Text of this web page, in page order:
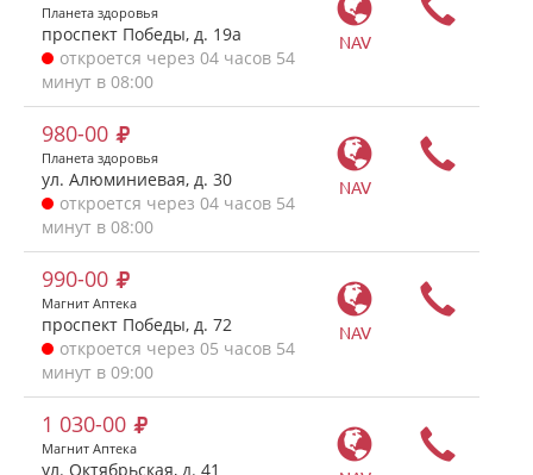
NAV
Планета здоровья
проспект Победы, д. 19а
откроется через 04 часов 54
минут в 08:00
NAV
980-00
Планета здоровья
ул. Алюминиевая, д. 30
откроется через 04 часов 54
минут в 08:00
NAV
990-00
Магнит Аптека
проспект Победы, д. 72
откроется через 05 часов 54
минут в 09:00
1 030-00
Магнит Аптека
ул. Октябрьская, д. 41